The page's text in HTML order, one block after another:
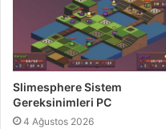
Slimesphere Sistem
Gereksinimleri PC
4 Ağustos 2026